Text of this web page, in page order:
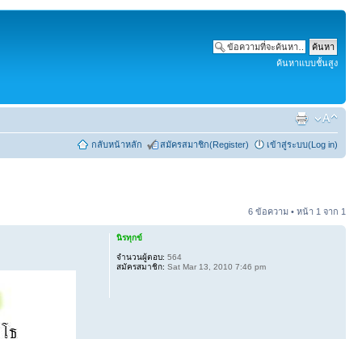
ค้นหาแบบชั้นสูง
กลับหน้าหลัก สมัครสมาชิก(Register) เข้าสู่ระบบ(Log in)
6 ข้อความ • หน้า 1 จาก 1
นิรทุกข์
จำนวนผู้ตอบ: 564
สมัครสมาชิก: Sat Mar 13, 2010 7:46 pm